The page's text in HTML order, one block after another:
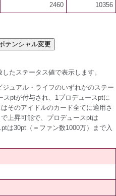
2460 10356
たステータス値で表示します。
ュアル・ライフのいずれかのステー
ptが付与され、1プロデュースptに
そのアイドルのカード全てに適用さ
上昇可能で、プロデュースptは
は30pt（＝ファン数1000万）まで入